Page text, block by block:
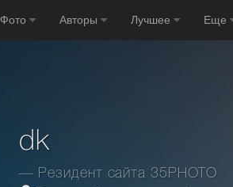
Фото Авторы Лучшее Еще
dk
— Резидент сайта 35PHOTO